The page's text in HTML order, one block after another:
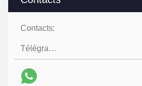
Contacts:
Télégramme: